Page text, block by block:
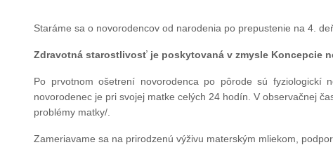
Staráme sa o novorodencov od narodenia po prepustenie na 4.
Zdravotná starostlivosť je poskytovaná v zmysle Koncepcie
Po prvotnom ošetrení novorodenca po pôrode sú fyziologickí
novorodenec je pri svojej matke celých 24 hodín. V observačnej
problémy matky/.
Zameriavame sa na prirodzenú výživu materským mliekom,